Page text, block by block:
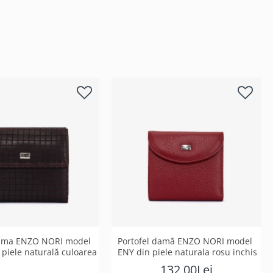
ENZO NORI model
piele naturală culoarea
Portofel damă ENZO NORI model
ENY din piele naturala rosu inchis
132,00Lei